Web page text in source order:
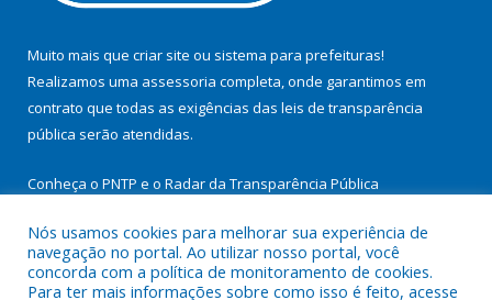
Muito mais que criar site ou sistema para prefeituras!
Realizamos uma assessoria completa, onde garantimos em
contrato que todas as exigências das leis de transparência
pública serão atendidas.
Conheça o PNTP e o Radar da Transparência Pública
Nós usamos cookies para melhorar sua experiência de
navegação no portal. Ao utilizar nosso portal, você
concorda com a política de monitoramento de cookies.
Para ter mais informações sobre como isso é feito, acesse